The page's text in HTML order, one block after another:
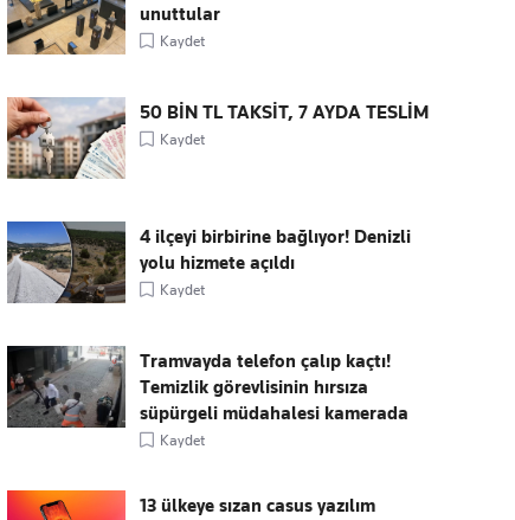
unuttular
Kaydet
50 BİN TL TAKSİT, 7 AYDA TESLİM
Kaydet
4 ilçeyi birbirine bağlıyor! Denizli
yolu hizmete açıldı
Kaydet
Tramvayda telefon çalıp kaçtı!
Temizlik görevlisinin hırsıza
süpürgeli müdahalesi kamerada
Kaydet
13 ülkeye sızan casus yazılım